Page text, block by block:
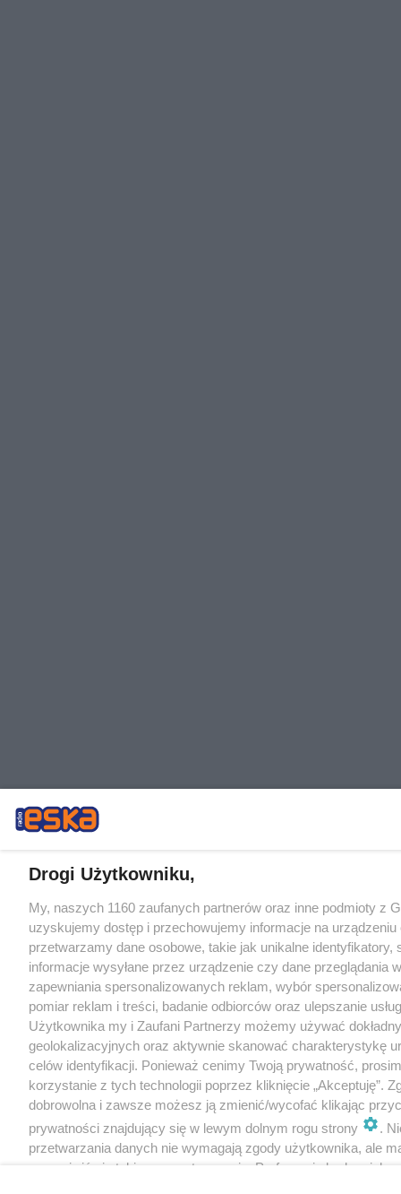
Drogi Użytkowniku,
My, naszych 1160 zaufanych partnerów oraz inne podmioty z
uzyskujemy dostęp i przechowujemy informacje na urządzeniu
przetwarzamy dane osobowe, takie jak unikalne identyfikatory,
informacje wysyłane przez urządzenie czy dane przeglądania
zapewniania spersonalizowanych reklam, wybór
pomiar reklam i treści, badanie odbiorców oraz ulepszanie
Użytkownika my i Zaufani Partnerzy możemy używać
geolokalizacyjnych oraz aktywnie skanować charakterystykę
celów identyfikacji. Ponieważ cenimy Twoją prywatność,
korzystanie z tych technologii poprzez kliknięcie „Akceptuję”.
dobrowolna i zawsze możesz ją zmienić/wycofać klikając
prywatności znajdujący się w lewym dolnym rogu strony
.
przetwarzania danych nie wymagają zgody użytkownika, ale
sprzeciwić się takiemu przetwarzaniu. Preferencje będą miały